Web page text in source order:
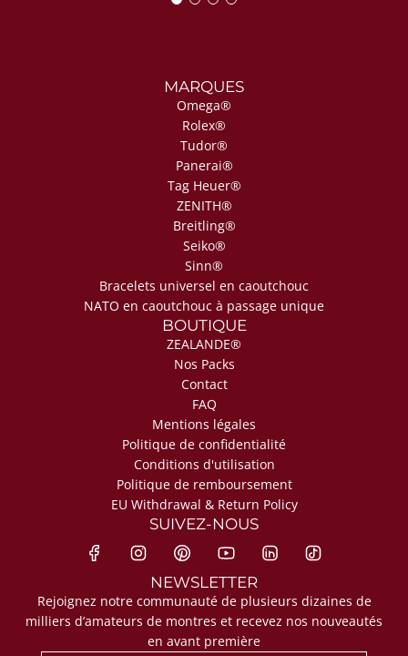
MARQUES
Omega®
Rolex®
Tudor®
Panerai®
Tag Heuer®
ZENITH®
Breitling®
Seiko®
Sinn®
Bracelets universel en caoutchouc
NATO en caoutchouc à passage unique
BOUTIQUE
ZEALANDE®
Nos Packs
Contact
FAQ
Mentions légales
Politique de confidentialité
Conditions d'utilisation
Politique de remboursement
EU Withdrawal & Return Policy
SUIVEZ-NOUS
NEWSLETTER
Rejoignez notre communauté de plusieurs dizaines de
milliers d’amateurs de montres et recevez nos nouveautés
en avant première